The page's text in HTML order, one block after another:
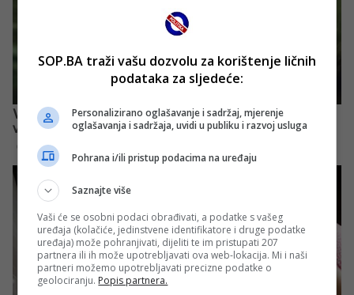
SOP.BA traži vašu dozvolu za korištenje ličnih
podataka za sljedeće:
Personalizirano oglašavanje i sadržaj, mjerenje
oglašavanja i sadržaja, uvidi u publiku i razvoj usluga
Pohrana i/ili pristup podacima na uređaju
Saznajte više
Vaši će se osobni podaci obrađivati, a podatke s vašeg
uređaja (kolačiće, jedinstvene identifikatore i druge podatke
uređaja) može pohranjivati, dijeliti te im pristupati 207
partnera ili ih može upotrebljavati ova web-lokacija. Mi i naši
partneri možemo upotrebljavati precizne podatke o
geolociranju. Popis partnera.